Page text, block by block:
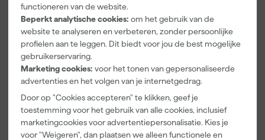
functioneren van de website.
Beperkt analytische cookies: om het gebruik van de
website te analyseren en verbeteren, zonder persoonlijke
profielen aan te leggen. Dit biedt voor jou de best mogelijke
gebruikerservaring.
Marketing cookies: voor het tonen van gepersonaliseerde
advertenties en het volgen van je internetgedrag.
Door op "Cookies accepteren" te klikken, geef je
toestemming voor het gebruik van alle cookies, inclusief
marketingcookies voor advertentiepersonalisatie. Kies je
voor "Weigeren", dan plaatsen we alleen functionele en
Toepassing op
Bekijk alle kenmerken
Vaak gekocht met